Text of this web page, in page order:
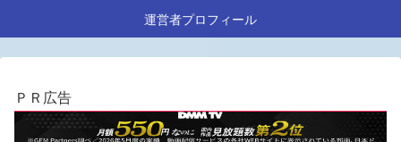
運営者プロフィール
ＰＲ広告